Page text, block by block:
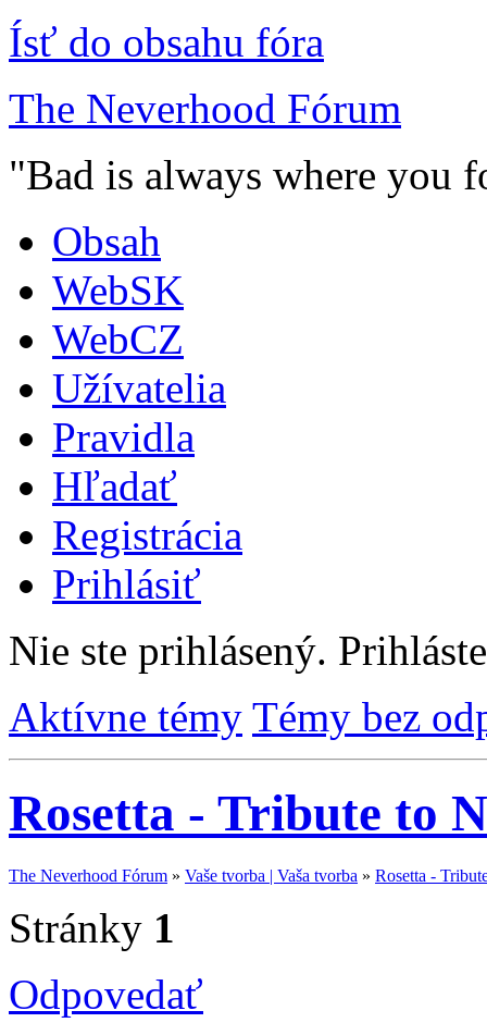
Ísť do obsahu fóra
The Neverhood Fórum
"Bad is always where you
Obsah
WebSK
WebCZ
Užívatelia
Pravidla
Hľadať
Registrácia
Prihlásiť
Nie ste prihlásený.
Aktívne témy Témy bez
Rosetta - Tribute to
The Neverhood Fórum » Vaše tvorba | Vaša tvorba » Rosetta -
Stránky 1
Odpovedať